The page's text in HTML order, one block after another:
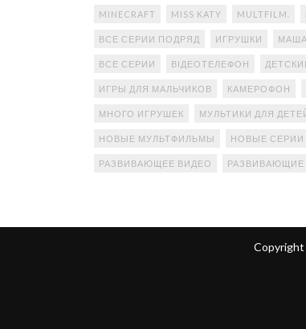
MINECRAFT MISS KATY MULTFILM.
ВСЕ СЕРИИ ПОДРЯД ИГРУШКИ
ВСЕ СЕРИИ ВІДЕОТЕЛЕФОН
ИГРЫ ДЛЯ МАЛЬЧИКОВ КАМЕРОФОН
МНОГО ИГРУШЕК МУЛЬТИКИ ДЛЯ
НОВЫЕ МУЛЬТФИЛЬМЫ НОВЫЕ СЕРИИ
РАЗВИВАЮЩЕЕ ВИДЕО РАЗВИВАЮЩИЕ